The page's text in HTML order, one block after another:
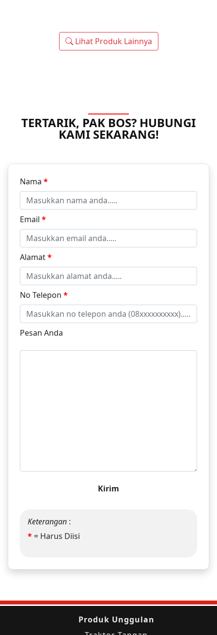
Lihat Produk Lainnya
TERTARIK, PAK BOS? HUBUNGI
KAMI SEKARANG!
Nama *
Email *
Alamat*
No Telepon *
Pesan Anda
Kirim
Keterangan :
*= Harus Diisi
Produk Unggulan